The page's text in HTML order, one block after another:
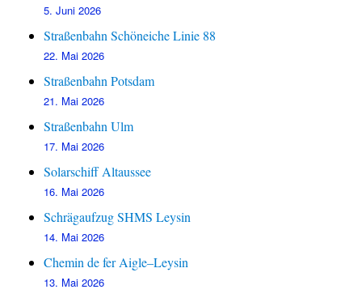
5. Juni 2026
Straßenbahn Schöneiche Linie 88
22. Mai 2026
Straßenbahn Potsdam
21. Mai 2026
Straßenbahn Ulm
17. Mai 2026
Solarschiff Altaussee
16. Mai 2026
Schrägaufzug SHMS Leysin
14. Mai 2026
Chemin de fer Aigle–Leysin
13. Mai 2026